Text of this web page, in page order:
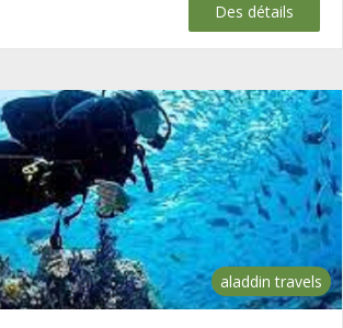
Des détails
aladdin travels